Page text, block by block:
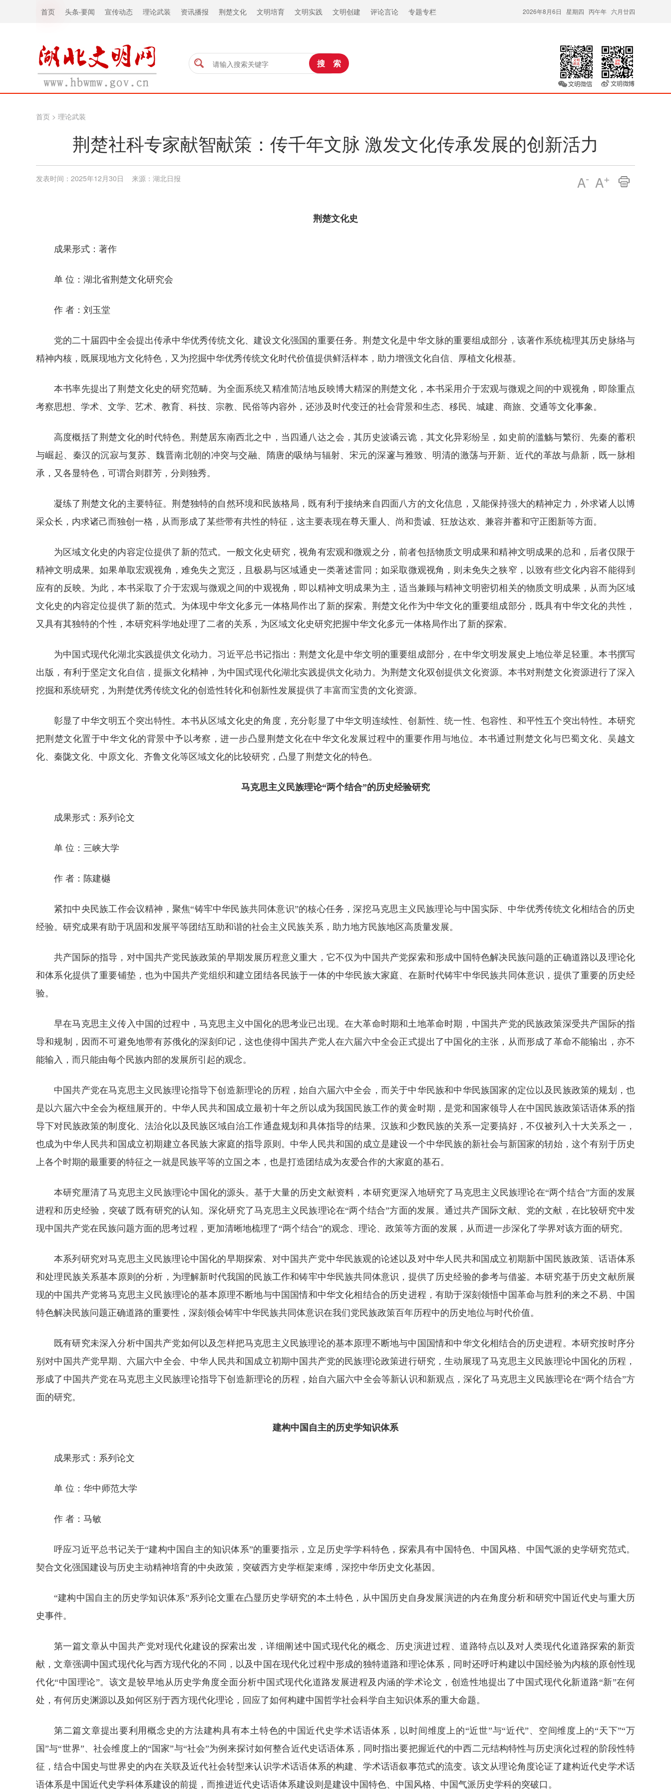
首页 头条·要闻 宣传动态 理论武装 资讯播报 荆楚文化 文明培育 文明实践 文明创建 评论言论 专题专栏 2026年8月6日 星期四 丙午年 六月廿四
首页 > 理论武装
荆楚社科专家献智献策：传千年文脉 激发文化传承发展的创新活力
A- A+
发表时间：2025年12月30日 来源：湖北日报
荆楚文化史
成果形式：著作
单 位：湖北省荆楚文化研究会
作 者：刘玉堂
党的二十届四中全会提出传承中华优秀传统文化、建设文化强国的重要任务。荆楚文化是中华文脉的重要组成部分，该著作系统梳理其历史脉络与
精神内核，既展现地方文化特色，又为挖掘中华优秀传统文化时代价值提供鲜活样本，助力增强文化自信、厚植文化根基。
本书率先提出了荆楚文化史的研究范畴。为全面系统又精准简洁地反映博大精深的荆楚文化，本书采用介于宏观与微观之间的中观视角，即除重点
考察思想、学术、文学、艺术、教育、科技、宗教、民俗等内容外，还涉及时代变迁的社会背景和生态、移民、城建、商旅、交通等文化事象。
高度概括了荆楚文化的时代特色。荆楚居东南西北之中，当四通八达之会，其历史波谲云诡，其文化异彩纷呈，如史前的滥觞与繁衍、先秦的蓄积
与崛起、秦汉的沉寂与复苏、魏晋南北朝的冲突与交融、隋唐的吸纳与辐射、宋元的深邃与雅致、明清的激荡与开新、近代的革故与鼎新，既一脉相
承，又各显特色，可谓合则群芳，分则独秀。
凝练了荆楚文化的主要特征。荆楚独特的自然环境和民族格局，既有利于接纳来自四面八方的文化信息，又能保持强大的精神定力，外求诸人以博
采众长，内求诸己而独创一格，从而形成了某些带有共性的特征，这主要表现在尊天重人、尚和贵诚、狂放达欢、兼容并蓄和守正图新等方面。
为区域文化史的内容定位提供了新的范式。一般文化史研究，视角有宏观和微观之分，前者包括物质文明成果和精神文明成果的总和，后者仅限于
精神文明成果。如果单取宏观视角，难免失之宽泛，且极易与区域通史一类著述雷同；如采取微观视角，则未免失之狭窄，以致有些文化内容不能得到
应有的反映。为此，本书采取了介于宏观与微观之间的中观视角，即以精神文明成果为主，适当兼顾与精神文明密切相关的物质文明成果，从而为区域
文化史的内容定位提供了新的范式。为体现中华文化多元一体格局作出了新的探索。荆楚文化作为中华文化的重要组成部分，既具有中华文化的共性，
又具有其独特的个性，本研究科学地处理了二者的关系，为区域文化史研究把握中华文化多元一体格局作出了新的探索。
为中国式现代化湖北实践提供文化动力。习近平总书记指出：荆楚文化是中华文明的重要组成部分，在中华文明发展史上地位举足轻重。本书撰写
出版，有利于坚定文化自信，提振文化精神，为中国式现代化湖北实践提供文化动力。为荆楚文化双创提供文化资源。本书对荆楚文化资源进行了深入
挖掘和系统研究，为荆楚优秀传统文化的创造性转化和创新性发展提供了丰富而宝贵的文化资源。
彰显了中华文明五个突出特性。本书从区域文化史的角度，充分彰显了中华文明连续性、创新性、统一性、包容性、和平性五个突出特性。本研究
把荆楚文化置于中华文化的背景中予以考察，进一步凸显荆楚文化在中华文化发展过程中的重要作用与地位。本书通过荆楚文化与巴蜀文化、吴越文
化、秦陇文化、中原文化、齐鲁文化等区域文化的比较研究，凸显了荆楚文化的特色。
马克思主义民族理论“两个结合”的历史经验研究
成果形式：系列论文
单 位：三峡大学
作 者：陈建樾
紧扣中央民族工作会议精神，聚焦“铸牢中华民族共同体意识”的核心任务，深挖马克思主义民族理论与中国实际、中华优秀传统文化相结合的历史
经验。研究成果有助于巩固和发展平等团结互助和谐的社会主义民族关系，助力地方民族地区高质量发展。
共产国际的指导，对中国共产党民族政策的早期发展历程意义重大，它不仅为中国共产党探索和形成中国特色解决民族问题的正确道路以及理论化
和体系化提供了重要铺垫，也为中国共产党组织和建立团结各民族于一体的中华民族大家庭、在新时代铸牢中华民族共同体意识，提供了重要的历史经
验。
早在马克思主义传入中国的过程中，马克思主义中国化的思考业已出现。在大革命时期和土地革命时期，中国共产党的民族政策深受共产国际的指
导和规制，因而不可避免地带有苏俄化的深刻印记，这也使得中国共产党人在六届六中全会正式提出了中国化的主张，从而形成了革命不能输出，亦不
能输入，而只能由每个民族内部的发展所引起的观念。
中国共产党在马克思主义民族理论指导下创造新理论的历程，始自六届六中全会，而关于中华民族和中华民族国家的定位以及民族政策的规划，也
是以六届六中全会为枢纽展开的。中华人民共和国成立最初十年之所以成为我国民族工作的黄金时期，是党和国家领导人在中国民族政策话语体系的指
导下对民族政策的制度化、法治化以及民族区域自治工作通盘规划和具体指导的结果。汉族和少数民族的关系一定要搞好，不仅被列入十大关系之一，
也成为中华人民共和国成立初期建立各民族大家庭的指导原则。中华人民共和国的成立是建设一个中华民族的新社会与新国家的轫始，这个有别于历史
上各个时期的最重要的特征之一就是民族平等的立国之本，也是打造团结成为友爱合作的大家庭的基石。
本研究厘清了马克思主义民族理论中国化的源头。基于大量的历史文献资料，本研究更深入地研究了马克思主义民族理论在“两个结合”方面的发展
进程和历史经验，突破了既有研究的认知。深化研究了马克思主义民族理论在“两个结合”方面的发展。通过共产国际文献、党的文献，在比较研究中发
现中国共产党在民族问题方面的思考过程，更加清晰地梳理了“两个结合”的观念、理论、政策等方面的发展，从而进一步深化了学界对该方面的研究。
本系列研究对马克思主义民族理论中国化的早期探索、对中国共产党中华民族观的论述以及对中华人民共和国成立初期新中国民族政策、话语体系
和处理民族关系基本原则的分析，为理解新时代我国的民族工作和铸牢中华民族共同体意识，提供了历史经验的参考与借鉴。本研究基于历史文献所展
现的中国共产党将马克思主义民族理论的基本原理不断地与中国国情和中华文化相结合的历史进程，有助于深刻领悟中国革命与胜利的来之不易、中国
特色解决民族问题正确道路的重要性，深刻领会铸牢中华民族共同体意识在我们党民族政策百年历程中的历史地位与时代价值。
既有研究未深入分析中国共产党如何以及怎样把马克思主义民族理论的基本原理不断地与中国国情和中华文化相结合的历史进程。本研究按时序分
别对中国共产党早期、六届六中全会、中华人民共和国成立初期中国共产党的民族理论政策进行研究，生动展现了马克思主义民族理论中国化的历程，
形成了中国共产党在马克思主义民族理论指导下创造新理论的历程，始自六届六中全会等新认识和新观点，深化了马克思主义民族理论在“两个结合”方
面的研究。
建构中国自主的历史学知识体系
成果形式：系列论文
单 位：华中师范大学
作 者：马敏
呼应习近平总书记关于“建构中国自主的知识体系”的重要指示，立足历史学学科特色，探索具有中国特色、中国风格、中国气派的史学研究范式。
契合文化强国建设与历史主动精神培育的中央政策，突破西方史学框架束缚，深挖中华历史文化基因。
“建构中国自主的历史学知识体系”系列论文重在凸显历史学研究的本土特色，从中国历史自身发展演进的内在角度分析和研究中国近代史与重大历
史事件。
第一篇文章从中国共产党对现代化建设的探索出发，详细阐述中国式现代化的概念、历史演进过程、道路特点以及对人类现代化道路探索的新贡
献，文章强调中国式现代化与西方现代化的不同，以及中国在现代化过程中形成的独特道路和理论体系，同时还呼吁构建以中国经验为内核的原创性现
代化“中国理论”。该文是较早地从历史学角度全面分析中国式现代化道路发展进程及内涵的学术论文，创造性地提出了中国式现代化新道路“新”在何
处，有何历史渊源以及如何区别于西方现代化理论，回应了如何构建中国哲学社会科学自主知识体系的重大命题。
第二篇文章提出要利用概念史的方法建构具有本土特色的中国近代史学术话语体系，以时间维度上的“近世”与“近代”、空间维度上的“天下”“万
国”与“世界”、社会维度上的“国家”与“社会”为例来探讨如何整合近代史话语体系，同时指出要把握近代的中西二元结构特性与历史演化过程的阶段性特
征，结合中国史与世界史的内在关联及近代社会转型来认识学术话语体系的构建、学术话语叙事范式的流变。该文从理论角度论证了建构近代史学术话
语体系是中国近代史学科体系建设的前提，而推进近代史话语体系建设则是建设中国特色、中国风格、中国气派历史学科的突破口。